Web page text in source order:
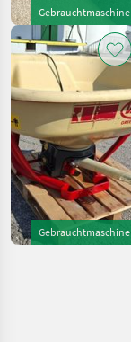
Gebrauchtmaschine
Gebrauchtmaschine